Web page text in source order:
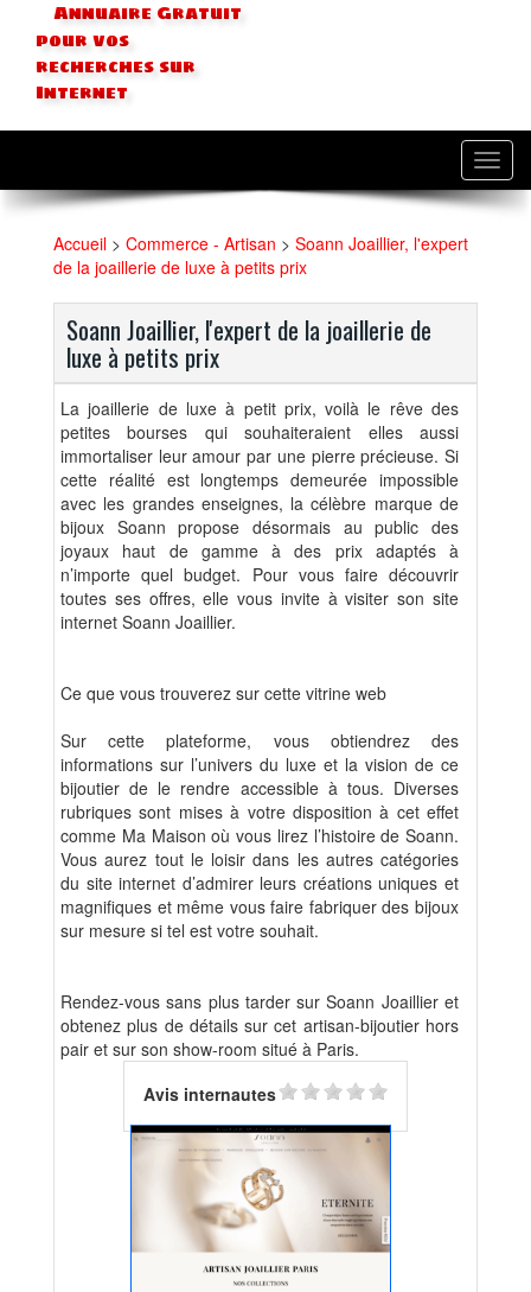
Annuaire Gratuit
pour vos
recherches sur
Internet
Accueil > Commerce - Artisan > Soann Joaillier, l'expert
de la joaillerie de luxe à petits prix
Soann Joaillier, l'expert de la joaillerie de
luxe à petits prix
La joaillerie de luxe à petit prix, voilà le rêve des
petites bourses qui souhaiteraient elles aussi
immortaliser leur amour par une pierre précieuse. Si
cette réalité est longtemps demeurée impossible
avec les grandes enseignes, la célèbre marque de
bijoux Soann propose désormais au public des
joyaux haut de gamme à des prix adaptés à
n’importe quel budget. Pour vous faire découvrir
toutes ses offres, elle vous invite à visiter son site
internet Soann Joaillier.
Ce que vous trouverez sur cette vitrine web
Sur cette plateforme, vous obtiendrez des
informations sur l’univers du luxe et la vision de ce
bijoutier de le rendre accessible à tous. Diverses
rubriques sont mises à votre disposition à cet effet
comme Ma Maison où vous lirez l’histoire de Soann.
Vous aurez tout le loisir dans les autres catégories
du site internet d’admirer leurs créations uniques et
magnifiques et même vous faire fabriquer des bijoux
sur mesure si tel est votre souhait.
Rendez-vous sans plus tarder sur Soann Joaillier et
obtenez plus de détails sur cet artisan-bijoutier hors
pair et sur son show-room situé à Paris.
Avis internautes